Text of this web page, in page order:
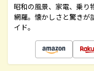
昭和の風景、家電、乗り
網羅。懐かしさと驚きが
イド。